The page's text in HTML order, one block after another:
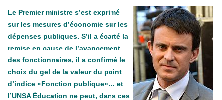
Le Premier ministre s’est exprimé
sur les mesures d’économie sur les
dépenses publiques. S’il a écarté la
remise en cause de l’avancement
des fonctionnaires, il a confirmé le
choix du gel de la valeur du point
d’indice «Fonction publique»… et
l’UNSA Éducation ne peut, dans ces